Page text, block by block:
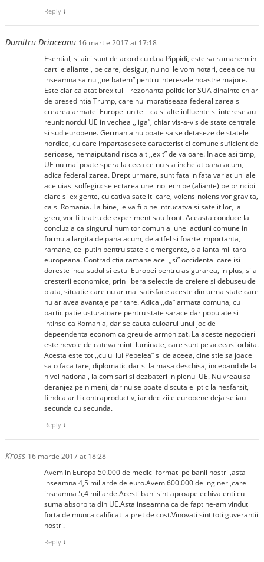
Reply ↓
Dumitru Drinceanu 16 martie 2017 at 17:18
Esential, si aici sunt de acord cu d.na Pippidi, este sa ramanem in
cartile aliantei, pe care, desigur, nu noi le vom hotari, ceea ce nu
inseamna sa nu ,,ne batem” pentru interesele noastre majore.
Este clar ca atat brexitul – rezonanta politicilor SUA dinainte chiar
de presedintia Trump, care nu imbratiseaza federalizarea si
crearea armatei Europei unite – ca si alte influente si interese au
reunit nordul UE in vechea ,,liga”, chiar vis-a-vis de state centrale
si sud europene. Germania nu poate sa se detaseze de statele
nordice, cu care impartasesete caracteristici comune suficient de
serioase, nemaiputand risca alt ,,exit” de valoare. In acelasi timp,
UE nu mai poate spera la ceea ce nu s-a incheiat pana acum,
adica federalizarea. Drept urmare, sunt fata in fata variatiuni ale
aceluiasi solfegiu: selectarea unei noi echipe (aliante) pe principii
clare si exigente, cu cativa sateliti care, volens-nolens vor gravita,
ca si Romania. La bine, le va fi bine intrucatva si satelitilor, la
greu, vor fi teatru de experiment sau front. Aceasta conduce la
concluzia ca singurul numitor comun al unei actiuni comune in
formula largita de pana acum, de altfel si foarte importanta,
ramane, cel putin pentru statele emergente, o alianta militara
europeana. Contradictia ramane acel ,,si” occidental care isi
doreste inca sudul si estul Europei pentru asigurarea, in plus, si a
cresterii economice, prin libera selectie de creiere si debuseu de
piata, situatie care nu ar mai satisface aceste din urma state care
nu ar avea avantaje paritare. Adica ,,da” armata comuna, cu
participatie usturatoare pentru state sarace dar populate si
intinse ca Romania, dar se cauta culoarul unui joc de
depeendenta economica greu de armonizat. La aceste negocieri
este nevoie de cateva minti luminate, care sunt pe aceeasi orbita.
Acesta este tot ,,cuiul lui Pepelea” si de aceea, cine stie sa joace
sa o faca tare, diplomatic dar si la masa deschisa, incepand de la
nivel national, la comisari si dezbateri in plenul UE. Nu vreau sa
deranjez pe nimeni, dar nu se poate discuta eliptic la nesfarsit,
fiindca ar fi contraproductiv, iar deciziile europene deja se iau
secunda cu secunda.
Reply ↓
Kross 16 martie 2017 at 18:28
Avem in Europa 50.000 de medici formati pe banii nostril,asta
inseamna 4,5 miliarde de euro.Avem 600.000 de ingineri,care
inseamna 5,4 miliarde.Acesti bani sint aproape echivalenti cu
suma absorbita din UE.Asta inseamna ca de fapt ne-am vindut
forta de munca calificat la pret de cost.Vinovati sint toti guverantii
nostri.
Reply ↓